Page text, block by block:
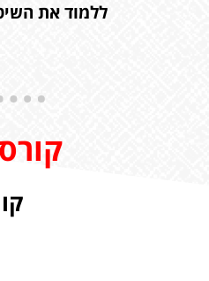
ללמוד את